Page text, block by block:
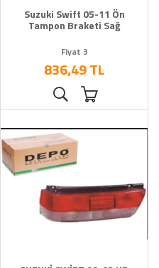
Suzuki Swift 05-11 Ön
Tampon Braketi Sağ
Fiyat 3
836,49 TL